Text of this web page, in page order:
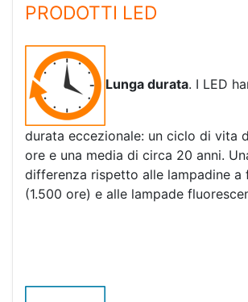
PRODOTTI LED
Lunga durata. I LED
durata eccezionale: un ciclo di vita
ore e una media di circa 20 anni.
differenza rispetto alle lampadine a
(1.500 ore) e alle lampade